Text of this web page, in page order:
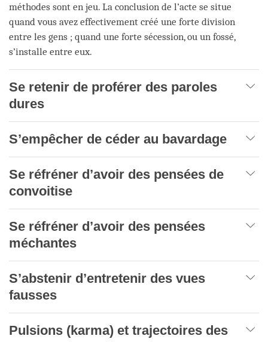
méthodes sont en jeu. La conclusion de l’acte se situe
quand vous avez effectivement créé une forte division
entre les gens ; quand une forte sécession, ou un fossé,
s’installe entre eux.
Se retenir de proférer des paroles
dures
S’empêcher de céder au bavardage
Se réfréner d’avoir des pensées de
convoitise
Se réfréner d’avoir des pensées
méchantes
S’abstenir d’entretenir des vues
fausses
Pulsions (karma) et trajectoires des